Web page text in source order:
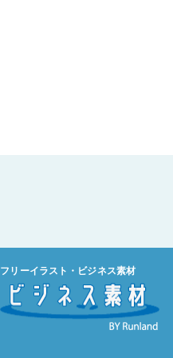
フリーイラスト・ビジネス素材